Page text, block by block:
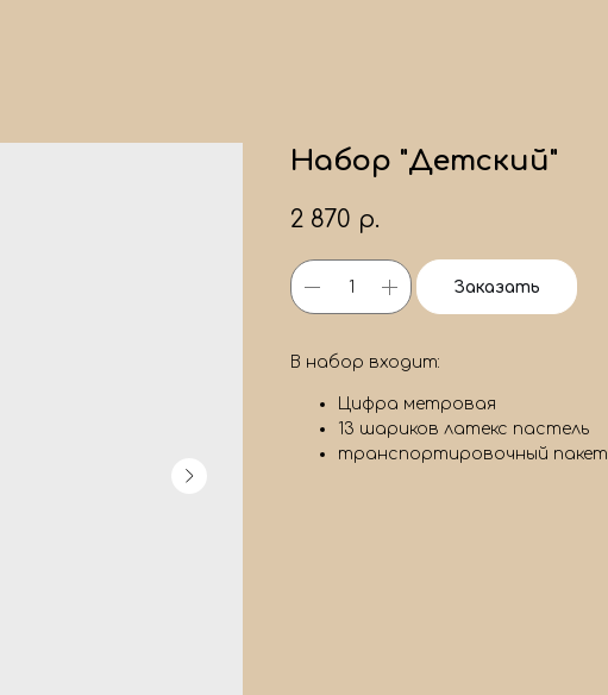
Набор "Детский"
2 870 р.
Заказать
В набор входит:
Цифра метровая
13 шариков латекс пастель
транспортировочный пакет